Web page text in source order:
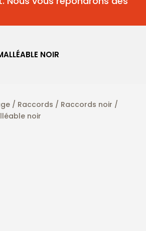
NOIR
/ Raccords / Raccords noir /
noir